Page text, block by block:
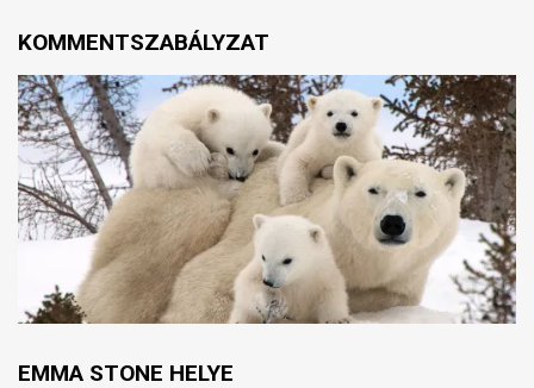
KOMMENTSZABÁLYZAT
EMMA STONE HELYE